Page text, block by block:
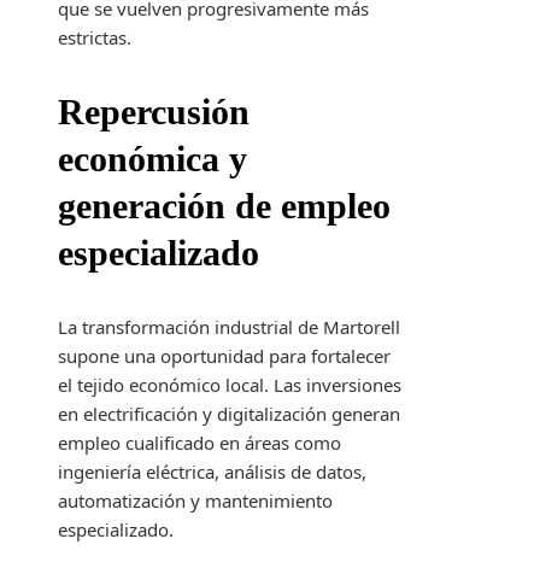
que se vuelven progresivamente más
estrictas.
Repercusión
económica y
generación de empleo
especializado
La transformación industrial de Martorell
supone una oportunidad para fortalecer
el tejido económico local. Las inversiones
en electrificación y digitalización generan
empleo cualificado en áreas como
ingeniería eléctrica, análisis de datos,
automatización y mantenimiento
especializado.